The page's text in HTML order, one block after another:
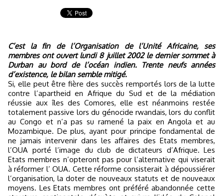
C’est la fin de l’Organisation de l’Unité Africaine, ses
membres ont ouvert lundi 8 juillet 2002 le dernier sommet à
Durban au bord de l’océan indien. Trente neufs années
d’existence, le bilan semble mitigé.
Si, elle peut être fière des succès remportés lors de la lutte
contre l’apartheid en Afrique du Sud et de la médiation
réussie aux îles des Comores, elle est néanmoins restée
totalement passive lors du génocide rwandais, lors du conflit
au Congo et n’a pas su ramené la paix en Angola et au
Mozambique. De plus, ayant pour principe fondamental de
ne jamais intervenir dans les affaires des Etats membres,
l’OUA porté l’image du club de dictateurs d’Afrique. Les
Etats membres n’opteront pas pour l’alternative qui viserait
à réformer l’ OUA. Cette réforme consisterait à dépoussiérer
l’organisation, la doter de nouveaux statuts et de nouveaux
moyens. Les Etats membres ont préféré abandonnée cette